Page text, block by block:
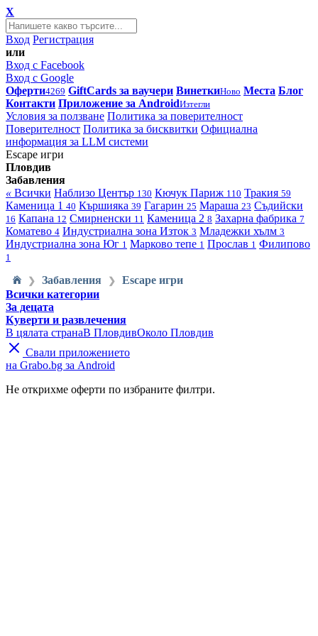
X
Вход Регистрация
или
Вход с Facebook
Вход с Google
Оферти4269 GiftCards за ваучери ВинеткиНово Места Блог
Контакти Приложение за AndroidИзтегли
Условия за ползване Политика за поверителност
Поверителност Политика за бисквитки Официална
информация за LLM системи
Escape игри
Пловдив
Забавления
« Всички Наблизо Център 130 Кючук Париж 110 Тракия 59
Каменица 1 40 Кършияка 39 Гагарин 25 Мараша 23 Съдийски
16 Капана 12 Смирненски 11 Каменица 2 8 Захарна фабрика 7
Коматево 4 Индустриална зона Изток 3 Младежки хълм 3
Индустриална зона Юг 1 Марково тепе 1 Прослав 1 Филипово
1
❯ Забавления ❯
Escape игри
Всички категории
За децата
Куверти и развлечения
В цялата странаВ ПловдивОколо Пловдив
Свали приложението
на Grabo.bg за Android
Не открихме оферти по избраните филтри.